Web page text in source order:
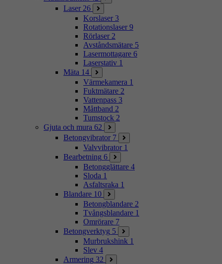
Laser 26
Korslaser 3
Rotationslaser 9
Rörlaser 2
Avståndsmätare 5
Lasermottagare 6
Laserstativ 1
Mäta 14
Värmekamera 1
Fuktmätare 2
Vattenpass 3
Måttband 2
Tumstock 2
Gjuta och mura 62
Betongvibrator 7
Valvvibrator 1
Bearbetning 6
Betongglättare 4
Sloda 1
Asfaltsraka 1
Blandare 10
Betongblandare 2
Tvångsblandare 1
Omrörare 7
Betongverktyg 5
Murbrukshink 1
Slev 4
Armering 32